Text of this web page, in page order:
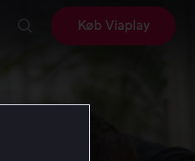
Køb Viaplay